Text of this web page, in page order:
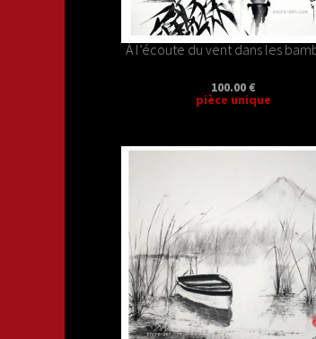
À l’écoute du vent dans les
100.00 €
pièce unique